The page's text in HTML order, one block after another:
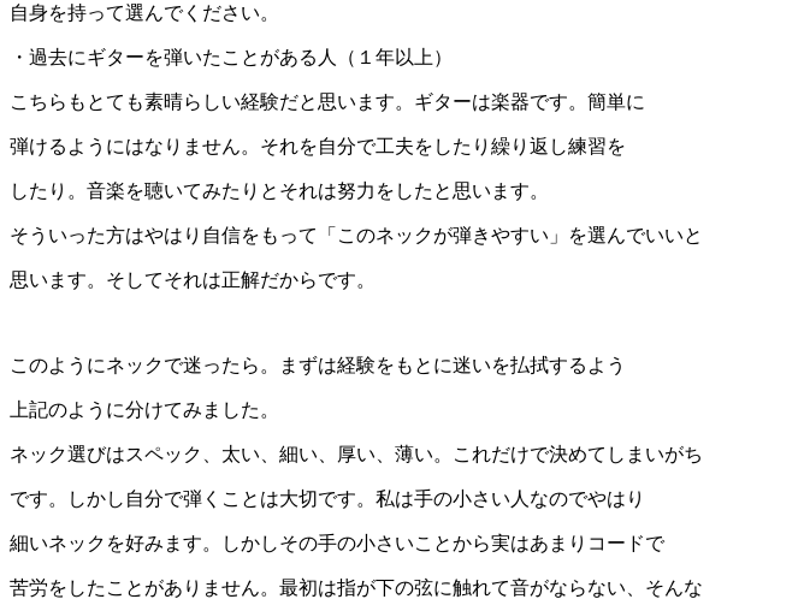
自身を持って選んでください。
・過去にギターを弾いたことがある人（１年以上）
こちらもとても素晴らしい経験だと思います。ギターは楽器です。簡単に
弾けるようにはなりません。それを自分で工夫をしたり繰り返し練習を
したり。音楽を聴いてみたりとそれは努力をしたと思います。
そういった方はやはり自信をもって「このネックが弾きやすい」を選んでいいと
思います。そしてそれは正解だからです。
このようにネックで迷ったら。まずは経験をもとに迷いを払拭するよう
上記のように分けてみました。
ネック選びはスペック、太い、細い、厚い、薄い。これだけで決めてしまいがち
です。しかし自分で弾くことは大切です。私は手の小さい人なのでやはり
細いネックを好みます。しかしその手の小さいことから実はあまりコードで
苦労をしたことがありません。最初は指が下の弦に触れて音がならない、そんな